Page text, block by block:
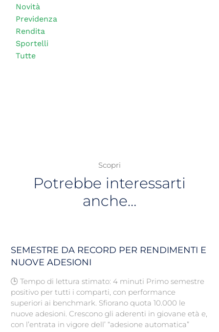
Novità
Previdenza
Rendita
Sportelli
Tutte
Scopri
Potrebbe interessarti
anche…
SEMESTRE DA RECORD PER RENDIMENTI E
NUOVE ADESIONI
🕒 Tempo di lettura stimato: 4 minuti Primo semestre
positivo per tutti i comparti, con performance
superiori ai benchmark. Sfiorano quota 10.000 le
nuove adesioni. Crescono gli aderenti in giovane età e,
con l’entrata in vigore dell’ “adesione automatica”